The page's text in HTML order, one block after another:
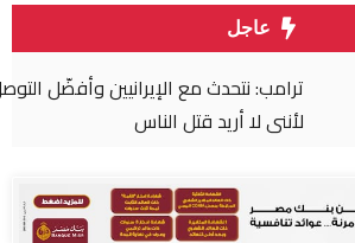
عاجل
وأفضّل التوصل إلى اتفاق